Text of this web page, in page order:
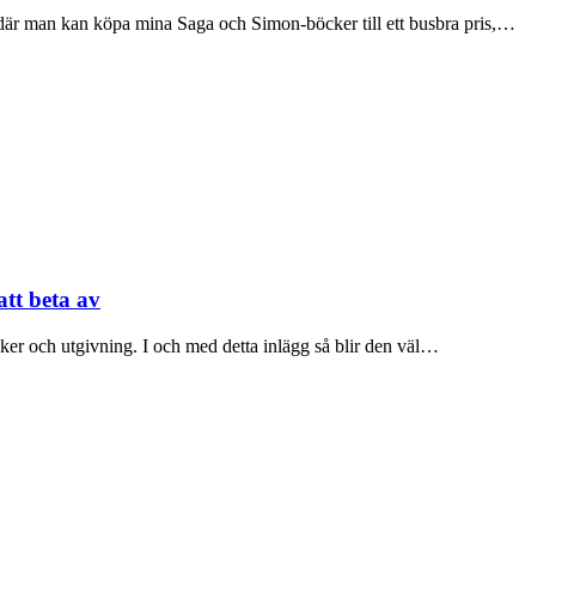
man kan köpa mina Saga och Simon-böcker till ett busbra pris,…
beta av
och utgivning. I och med detta inlägg så blir den väl…